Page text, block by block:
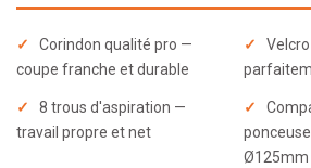
✓
Corindon qualité pro —
coupe franche et durable
✓
✓
8 trous d'aspiration —
travail propre et net
✓
Ø125mm